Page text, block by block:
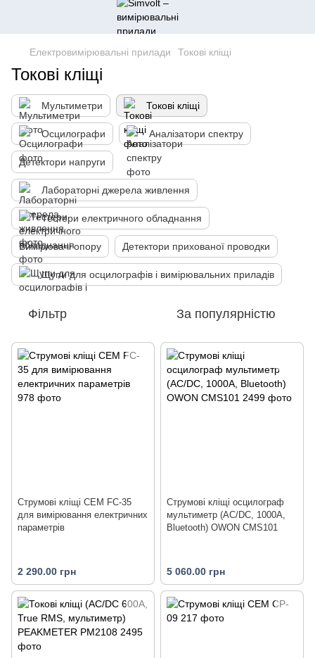
Електровимірювальні прилади Токові кліщі
Токові кліщі
Мультиметри Токові кліщі
Осцилографи Аналізатори спектру
Детектори напруги
Лабораторні джерела живлення
Тестери електричного обладнання
Вимірювачі опору Детектори прихованої проводки
Щупи для осцилографів і вимірювальних приладів
Фільтр За популярністю
Струмові кліщі CEM FC-35
для вимірювання електричних
параметрів
2 290.00 грн
Струмові кліщі осцилограф
мультиметр (AC/DC, 1000А,
Bluetooth) OWON CMS101
5 060.00 грн